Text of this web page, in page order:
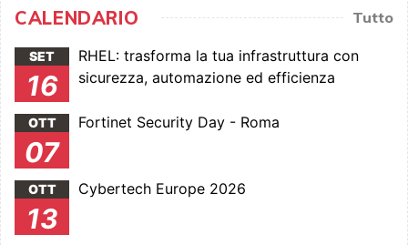
CALENDARIO Tutto
SET
16
RHEL: trasforma la tua infrastruttura con
sicurezza, automazione ed efficienza
OTT
07
Fortinet Security Day - Roma
OTT
13
Cybertech Europe 2026